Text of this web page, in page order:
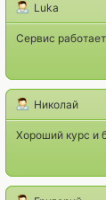
Luka
Сервис
Николай
Хороший курс и